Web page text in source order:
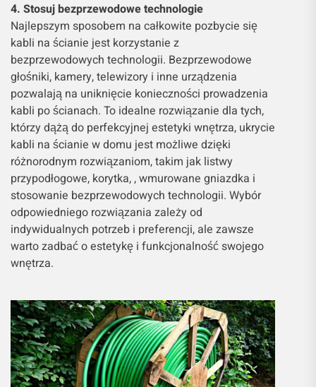
4. Stosuj bezprzewodowe technologie
Najlepszym sposobem na całkowite pozbycie się
kabli na ścianie jest korzystanie z
bezprzewodowych technologii. Bezprzewodowe
głośniki, kamery, telewizory i inne urządzenia
pozwalają na uniknięcie konieczności prowadzenia
kabli po ścianach. To idealne rozwiązanie dla tych,
którzy dążą do perfekcyjnej estetyki wnętrza, ukrycie
kabli na ścianie w domu jest możliwe dzięki
różnorodnym rozwiązaniom, takim jak listwy
przypodłogowe, korytka, , wmurowane gniazdka i
stosowanie bezprzewodowych technologii. Wybór
odpowiedniego rozwiązania zależy od
indywidualnych potrzeb i preferencji, ale zawsze
warto zadbać o estetykę i funkcjonalność swojego
wnętrza.